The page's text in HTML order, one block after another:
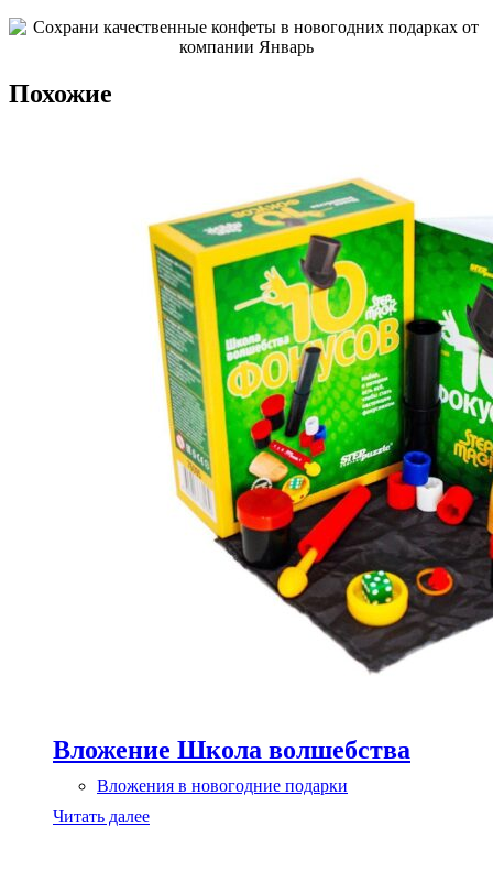
Похожие
Вложение Школа волшебства
Вложения в новогодние подарки
Читать далее